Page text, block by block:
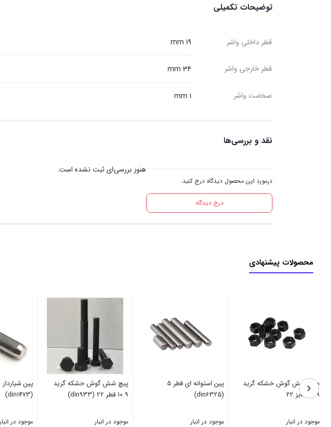
توضیحات تکمیلی
قطر داخلی واشر 19 mm
قطر خارجی واشر 34 mm
ضخامت واشر 1 mm
نقد و بررسی‌ها
درمورد این محصول دیدگاه درج کنید.
درج دیدگاه
هنوز بررسی‌ای ثبت نشده است.
محصولات پیشنهادی
مهره شش گوش خشکه گرید
۱۰.۹ سایز ۲۲
موجود در انبار
پین استوانه ای قطر 5
(din6325)
موجود در انبار
پیچ شش گوش خشکه گرید
10.9 قطر 22 (din933)
موجود در انبار
(din1473)
موجود در انبار